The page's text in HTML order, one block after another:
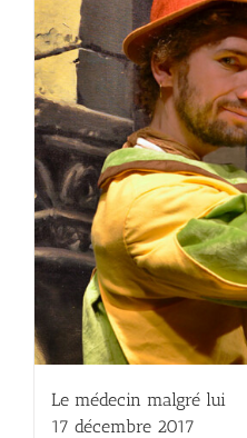
Le médecin malgré lui
17 décembre 2017